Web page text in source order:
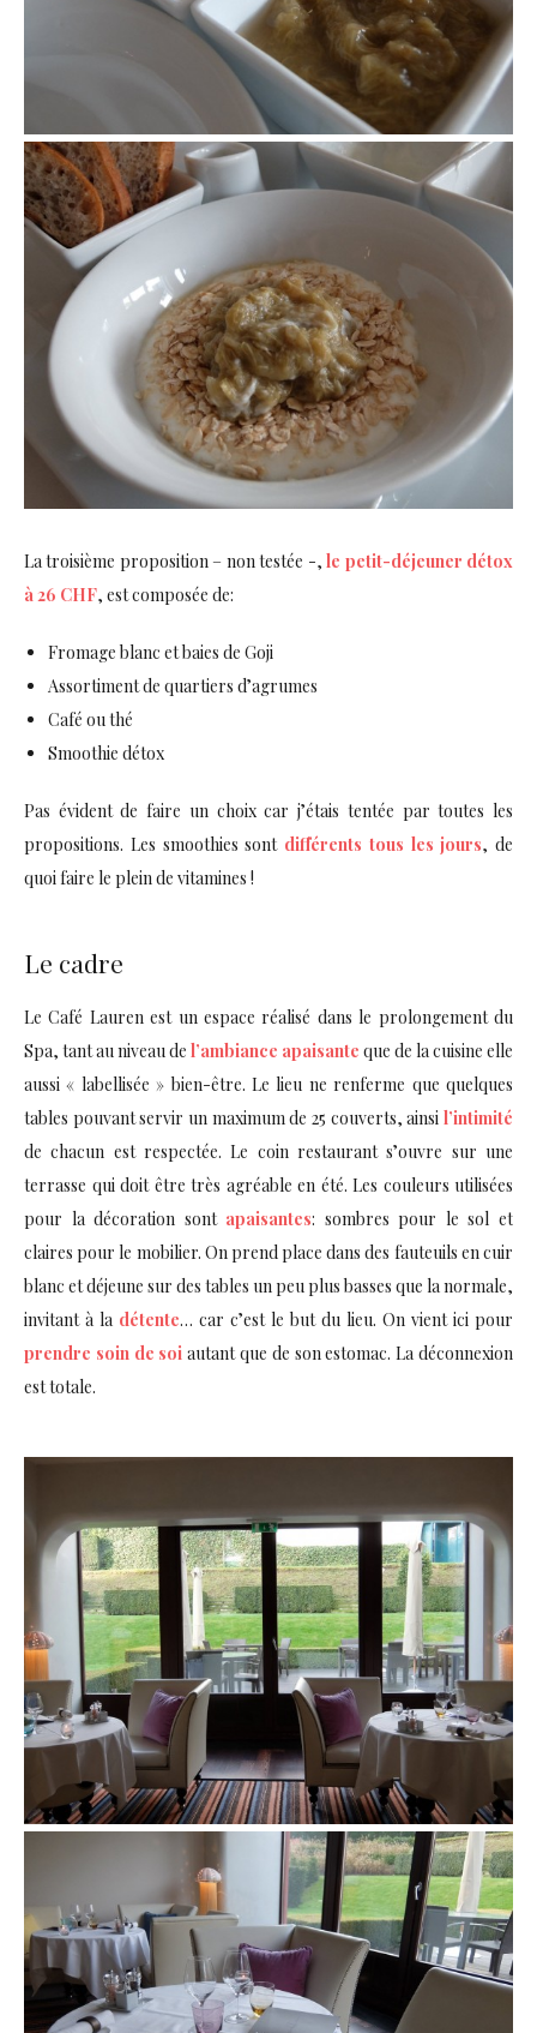
La troisième proposition – non testée -,le petit-déjeuner détox
à 26 CHF, est composée de:
Fromage blanc et baies de Goji
Assortiment de quartiers d’agrumes
Café ou thé
Smoothie détox
Pas évident de faire un choix car j’étais tentée par toutes les
propositions. Les smoothies sont différents tous les jours, de
quoi faire le plein de vitamines !
Le cadre
Le Café Lauren est un espace réalisé dans le prolongement du
Spa, tant au niveau de l’ambiance apaisante que de la cuisine elle
aussi « labellisée » bien-être. Le lieu ne renferme que quelques
tables pouvant servir un maximum de 25 couverts, ainsi l’intimité
de chacun est respectée. Le coin restaurant s’ouvre sur une
terrasse qui doit être très agréable en été. Les couleurs utilisées
pour la décoration sont apaisantes: sombres pour le sol et
claires pour le mobilier. On prend place dans des fauteuils en cuir
blanc et déjeune sur des tables un peu plus basses que la normale,
invitant à la détente… car c’est le but du lieu. On vient ici pour
prendre soin de soi autant que de son estomac. La déconnexion
est totale.